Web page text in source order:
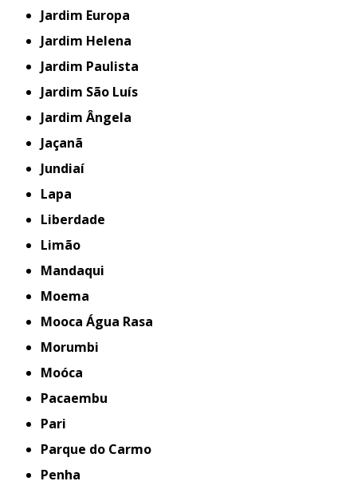
Jardim Europa
Jardim Helena
Jardim Paulista
Jardim São Luís
Jardim Ângela
Jaçanã
Jundiaí
Lapa
Liberdade
Limão
Mandaqui
Moema
Mooca Água Rasa
Morumbi
Moóca
Pacaembu
Pari
Parque do Carmo
Penha